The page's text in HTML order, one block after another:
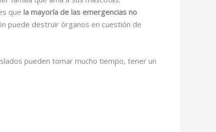
que la mayoría de las emergencias no
puede destruir órganos en cuestión de
pueden tomar mucho tiempo, tener un